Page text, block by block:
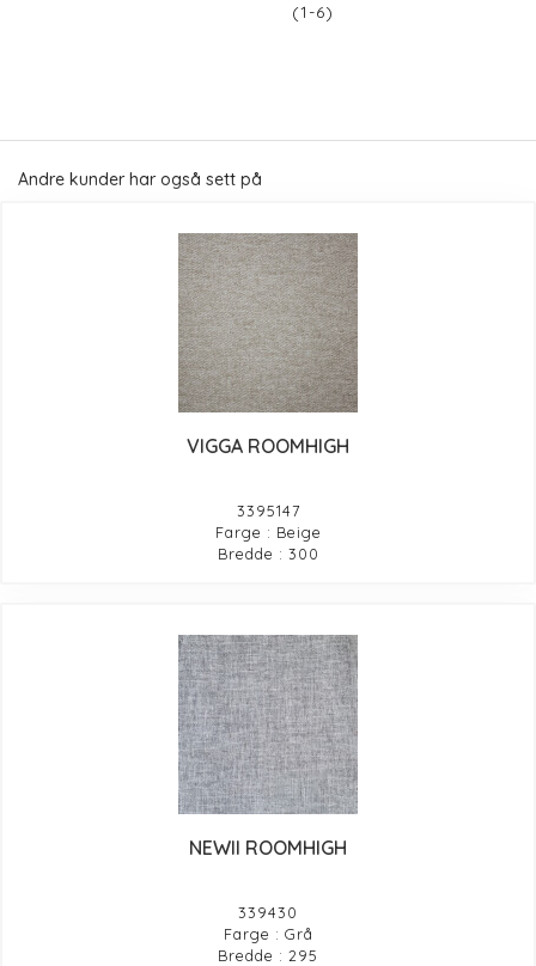
(1-6)
Andre kunder har også sett på
VIGGA ROOMHIGH
3395147
Farge : Beige
Bredde : 300
NEWII ROOMHIGH
339430
Farge : Grå
Bredde : 295